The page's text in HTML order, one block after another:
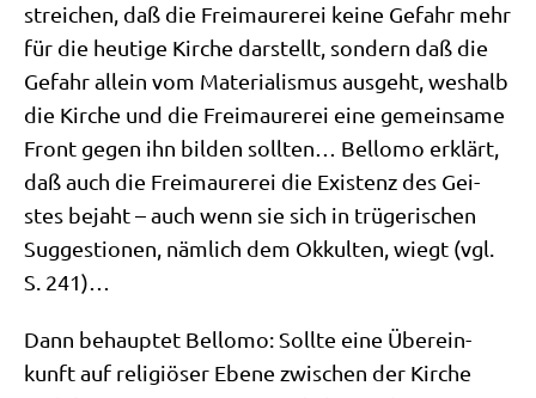
strei­chen, daß die Frei­mau­re­rei kei­ne Gefahr mehr
für die heu­ti­ge Kir­che dar­stellt, son­dern daß die
Gefahr allein vom Mate­ria­lis­mus aus­geht, wes­halb
die Kir­che und die Frei­mau­re­rei eine gemein­sa­me
Front gegen ihn bil­den soll­ten… Bel­lo­mo erklärt,
daß auch die Frei­mau­re­rei die Exi­stenz des Gei­
stes bejaht – auch wenn sie sich in trü­ge­ri­schen
Sug­ge­stio­nen, näm­lich dem Okkul­ten, wiegt (vgl.
S. 241)…
Dann behaup­tet Bel­lo­mo: Soll­te eine Über­ein­
kunft auf reli­giö­ser Ebe­ne zwi­schen der Kir­che